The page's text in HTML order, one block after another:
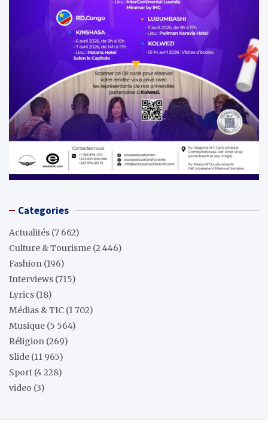
Categories
Actualités (7 662)
Culture & Tourisme (2 446)
Fashion (196)
Interviews (715)
Lyrics (18)
Médias & TIC (1 702)
Musique (5 564)
Réligion (269)
Slide (11 965)
Sport (4 228)
video (3)